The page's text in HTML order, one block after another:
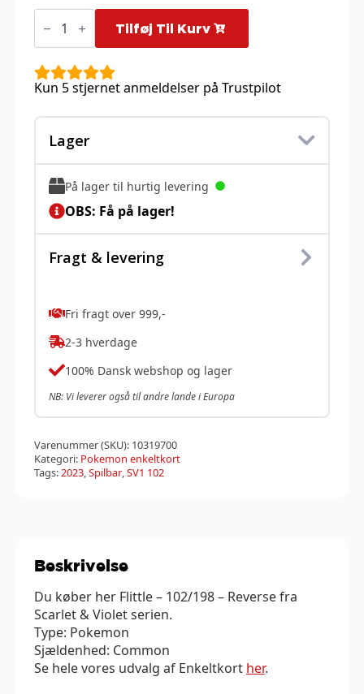
Flittle
-
Reverse
antal
Tilføj Til Kurv
Kun 5 stjernet anmeldelser på Trustpilot
Lager
På lager til hurtig levering
OBS: Få på lager!
Fragt & levering
Fri fragt over 999,-
2-3 hverdage
100% Dansk webshop og lager
NB: Vi leverer også til andre lande i Europa
Varenummer (SKU): 10319700
Kategori: Pokemon enkeltkort
Tags:2023,Spilbar,SV1 102
Beskrivelse
Du køber her Flittle – 102/198 – Reverse fra
Scarlet & Violet serien.
Type: Pokemon
Sjældenhed: Common
Se hele vores udvalg af Enkeltkort her.